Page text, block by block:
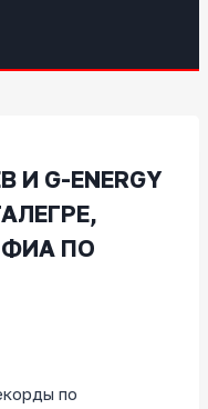
G-ENERGY
ПО
по